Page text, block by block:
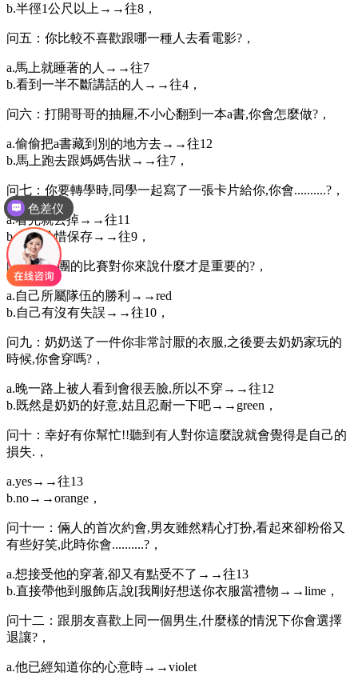
b.半徑1公尺以上→→往8，
问五：你比較不喜歡跟哪一種人去看電影?，
a.馬上就睡著的人→→往7
b.看到一半不斷講話的人→→往4，
问六：打開哥哥的抽屜,不小心翻到一本a書,你會怎麼做?，
a.偷偷把a書藏到別的地方去→→往12
b.馬上跑去跟媽媽告狀→→往7，
问七：你要轉學時,同學一起寫了一張卡片給你,你會..........?，
a.看完就丟掉→→往11
b.永遠珍惜保存→→往9，
问八：社團的比賽對你來說什麼才是重要的?，
a.自己所屬隊伍的勝利→→red
b.自己有沒有失誤→→往10，
问九：奶奶送了一件你非常討厭的衣服,之後要去奶奶家玩的
時候,你會穿嗎?，
a.晚一路上被人看到會很丟臉,所以不穿→→往12
b.既然是奶奶的好意,姑且忍耐一下吧→→green，
问十：幸好有你幫忙!!聽到有人對你這麼說就會覺得是自己的
損失.，
a.yes→→往13
b.no→→orange，
问十一：倆人的首次約會,男友雖然精心打扮,看起來卻粉俗又
有些好笑,此時你會..........?，
a.想接受他的穿著,卻又有點受不了→→往13
b.直接帶他到服飾店,說[我剛好想送你衣服當禮物→→lime，
问十二：跟朋友喜歡上同一個男生,什麼樣的情況下你會選擇
退讓?，
a.他已經知道你的心意時→→violet
色差仪